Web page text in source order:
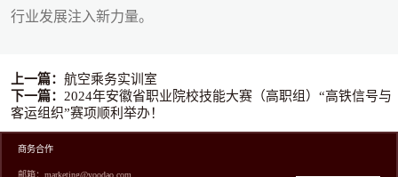
行业发展注入新力量。
上一篇： 航空乘务实训室
下一篇： 2024年安徽省职业院校技能大赛（高职组）“高铁信号与
客运组织”赛项顺利举办！
商务合作
邮箱：marketing@yoodao.com